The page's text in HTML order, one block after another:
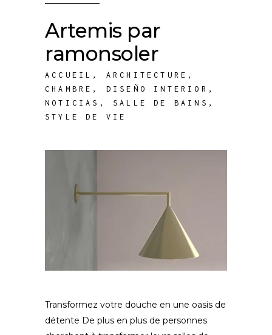
Artemis par
ramonsoler
ACCUEIL , ARCHITECTURE ,
CHAMBRE , DISEÑO INTERIOR ,
NOTICIAS , SALLE DE BAINS ,
STYLE DE VIE
Transformez votre douche en une oasis de
détente De plus en plus de personnes